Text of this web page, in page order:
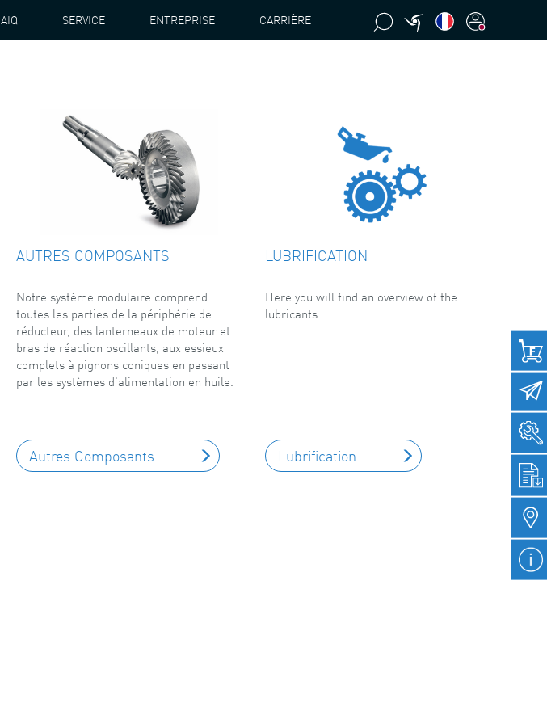
AIQ SERVICE ENTREPRISE CARRIÈRE
AUTRES COMPOSANTS
Notre système modulaire comprend
toutes les parties de la périphérie de
réducteur, des lanterneaux de moteur et
bras de réaction oscillants, aux essieux
complets à pignons coniques en passant
par les systèmes d'alimentation en huile.
Autres Composants
LUBRIFICATION
Here you will find an overview of the
lubricants.
Lubrification